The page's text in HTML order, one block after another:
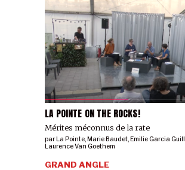
LA POINTE ON THE ROCKS!
Mérites méconnus de la rate
parLa Pointe,Marie Baudet,Emilie Garcia
Laurence Van Goethem
GRAND ANGLE